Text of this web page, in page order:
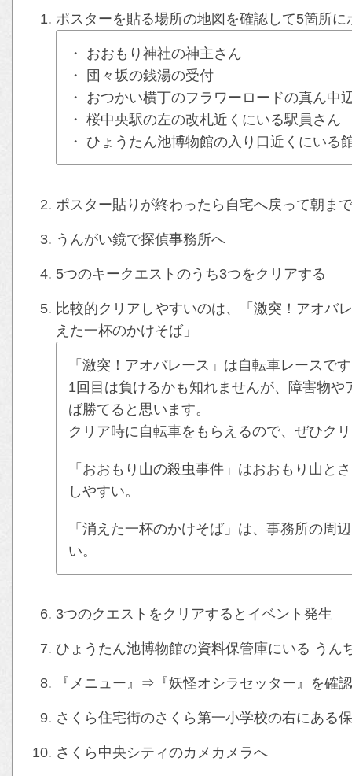
ポスターを貼る場所の地図を確認して5箇所に
・ おおもり神社の神主さん
・ 団々坂の銭湯の受付
・ おつかい横丁のフラワーロードの真ん中
・ 桜中央駅の左の改札近くにいる駅員さん
・ ひょうたん池博物館の入り口近くにいる
ポスター貼りが終わったら自宅へ戻って朝ま
うんがい鏡で探偵事務所へ
5つのキークエストのうち3つをクリアする
比較的クリアしやすいのは、「激突！アオバ
えた一杯のかけそば」
「激突！アオバレース」は自転車レースで
1回目は負けるかも知れませんが、障害物
ば勝てると思います。
クリア時に自転車をもらえるので、ぜひク
「おおもり山の殺虫事件」はおおもり山と
しやすい。
「消えた一杯のかけそば」は、事務所の周
い。
3つのクエストをクリアするとイベント発生
ひょうたん池博物館の資料保管庫にいる うん
『メニュー』⇒『妖怪オシラセッター』を確認
さくら住宅街のさくら第一小学校の右にある
さくら中央シティのカメカメラへ